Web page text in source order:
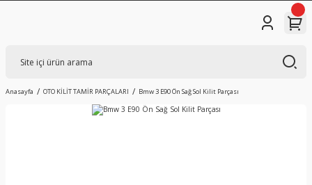
Anasayfa OTO KİLİT TAMİR PARÇALARI Bmw 3 E90 Ön Sağ Sol Kilit Parçası